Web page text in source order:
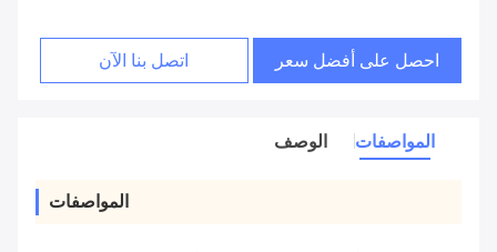
احصل على أفضل سعر اتصل بنا الآن
المواصفات الوصف
المواصفات